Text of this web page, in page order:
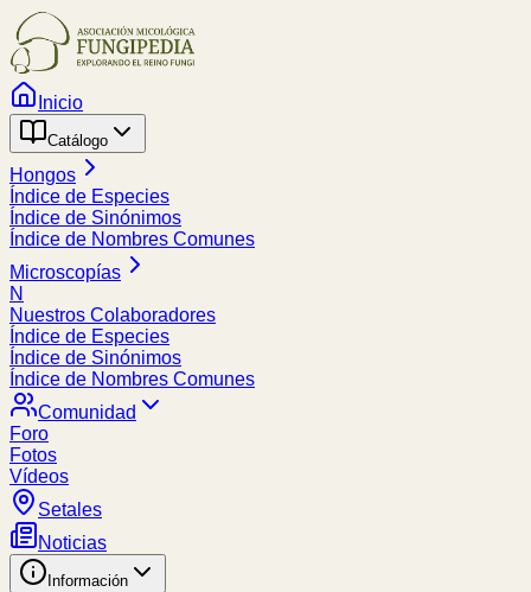
Inicio
Catálogo
Hongos
Índice de Especies
Índice de Sinónimos
Índice de Nombres Comunes
Microscopías
N
Nuestros Colaboradores
Índice de Especies
Índice de Sinónimos
Índice de Nombres Comunes
Comunidad
Foro
Fotos
Vídeos
Setales
Noticias
Información